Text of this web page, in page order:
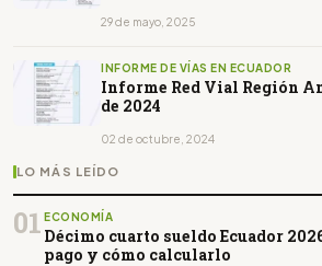
29 de mayo, 2025
INFORME DE VÍAS EN ECUADOR
Informe Red Vial Región
de 2024
02 de octubre, 2024
LO MÁS LEÍDO
01 ECONOMÍA
Décimo cuarto sueldo Ecuador
pago y cómo calcularlo